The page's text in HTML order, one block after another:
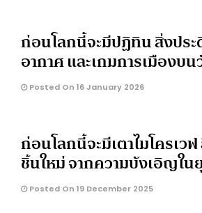
ก่อนโลกนี้จะมีปฏิทิน สิ่งปร
อากาศ และเกมการเมืองบน
Posted On 16 January 2026
ก่อนโลกนี้จะมีเตาไมโครเว
ชิ้นใหม่ จากความบังเอิญใ
Posted On 19 December 2025